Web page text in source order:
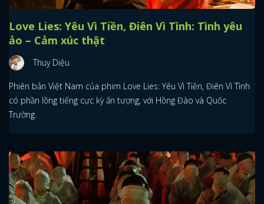
Love Lies: Yêu Vì Tiền, Điên Vì Tình: Tình yêu
ảo – Cảm xúc thật
Thuỵ Diệu
Phiên bản Việt Nam của phim Love Lies: Yêu Vì Tiền, Điên Vì Tình
có phần lồng tiếng cực kỳ ấn tượng, với Hồng Đào và Quốc
Trường.